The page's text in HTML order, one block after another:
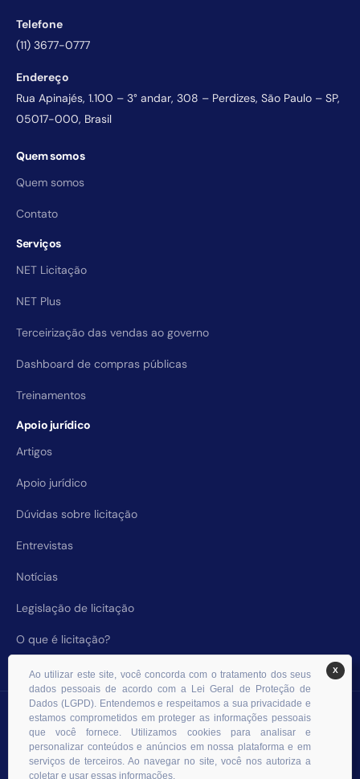
Telefone
(11) 3677-0777
Endereço
Rua Apinajés, 1.100 – 3° andar, 308 – Perdizes, São Paulo – SP,
05017-000, Brasil
Quem somos
Quem somos
Contato
Serviços
NET Licitação
NET Plus
Terceirização das vendas ao governo
Dashboard de compras públicas
Treinamentos
Apoio jurídico
Artigos
Apoio jurídico
Dúvidas sobre licitação
Entrevistas
Notícias
Legislação de licitação
O que é licitação?
© 2026 RHS Licitações. Todos os direitos reservados.
X
Ao utilizar este site, você concorda com o tratamento dos seus
dados pessoais de acordo com a Lei Geral de Proteção de
Dados (LGPD). Entendemos e respeitamos a sua privacidade e
estamos comprometidos em proteger as informações pessoais
que você fornece. Utilizamos cookies para analisar e
personalizar conteúdos e anúncios em nossa plataforma e em
serviços de terceiros. Ao navegar no site, você nos autoriza a
coletar e usar essas informações.